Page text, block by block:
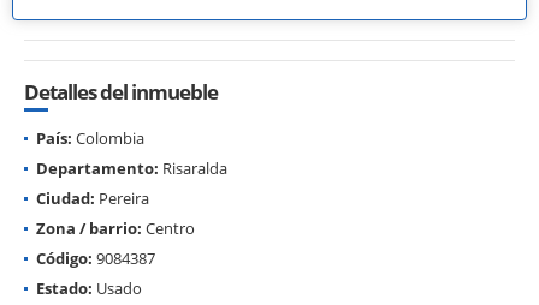
Detalles del inmueble
País: Colombia
Departamento: Risaralda
Ciudad: Pereira
Zona / barrio: Centro
Código: 9084387
Estado: Usado